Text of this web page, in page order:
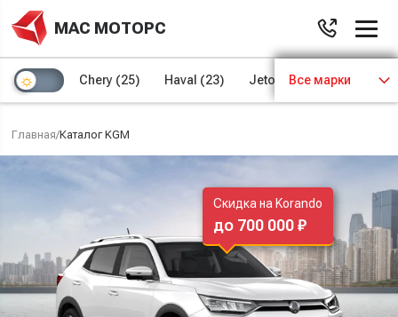
МАС МОТОРС
Chery (25) Haval (23) Jetour (8) Kaiyi (4)
Все марки
Главная/Каталог KGM
Скидка на Korando
до 700 000 ₽